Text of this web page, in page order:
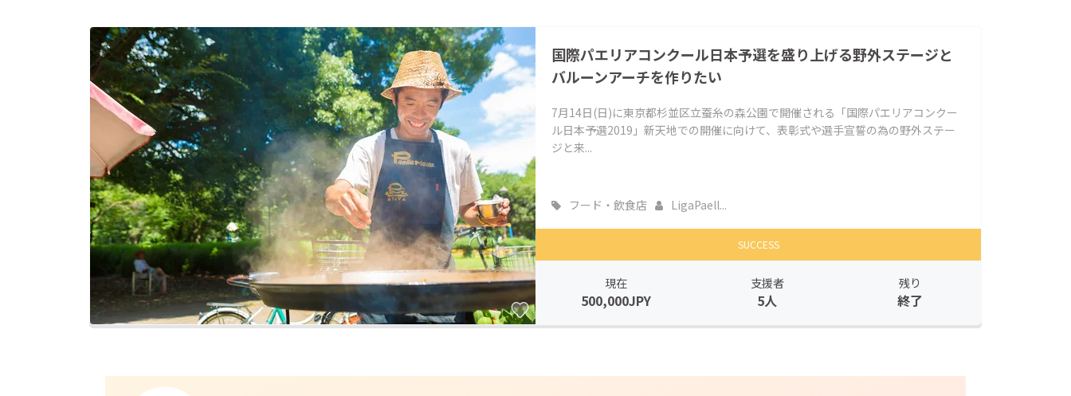
国際パエリアコンクール日本予選を盛り上げる野外ステージと
バルーンアーチを作りたい
7月14日(日)に東京都杉並区立蚕糸の森公園で開催される「国際パエリアコンクー
ル日本予選2019」新天地での開催に向けて、表彰式や選手宣誓の為の野外ステー
ジと来...
フード・飲食店 LigaPaell...
SUCCESS
現在
500,000JPY
支援者
5人
残り
終了